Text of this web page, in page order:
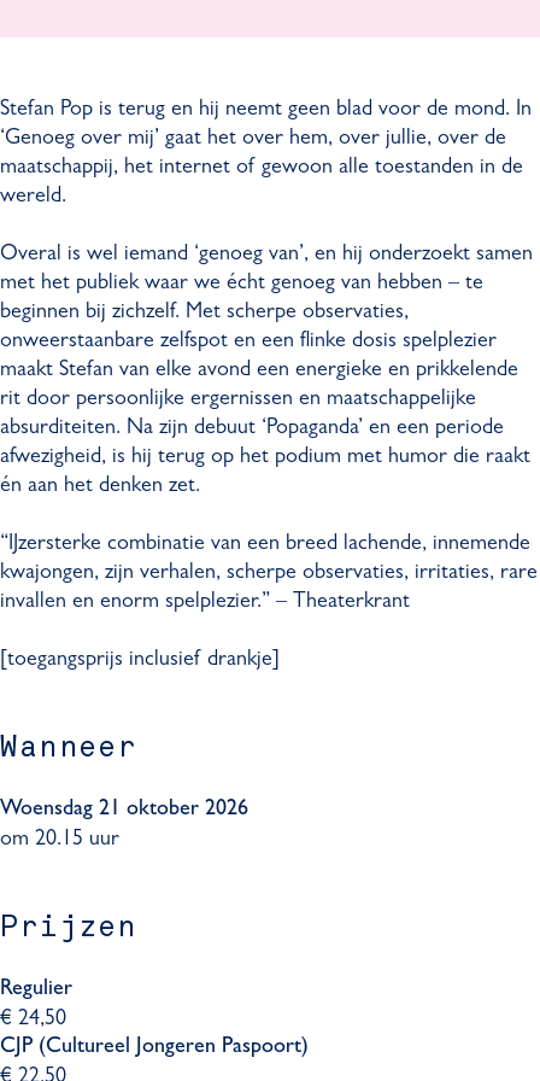
-
G
e
e
g
o
v
e
r
m
i
j
o
p
-
n
o
e
g
o
v
e
r
m
j
G
e
n
g
o
v
e
r
m
i
j
P
o
p
e
n
o
e
g
o
v
e
r
i
j
Stefan Pop is terug en hij neemt geen blad voor de mond. In
‘Genoeg over mij’ gaat het over hem, over jullie, over de
maatschappij, het internet of gewoon alle toestanden in de
wereld.
Overal is wel iemand ‘genoeg van’, en hij onderzoekt samen
met het publiek waar we écht genoeg van hebben – te
beginnen bij zichzelf. Met scherpe observaties,
onweerstaanbare zelfspot en een flinke dosis spelplezier
maakt Stefan van elke avond een energieke en prikkelende
rit door persoonlijke ergernissen en maatschappelijke
absurditeiten. Na zijn debuut ‘Popaganda’ en een periode
afwezigheid, is hij terug op het podium met humor die raakt
én aan het denken zet.
“IJzersterke combinatie van een breed lachende, innemende
kwajongen, zijn verhalen, scherpe observaties, irritaties, rare
invallen en enorm spelplezier.” – Theaterkrant
[toegangsprijs inclusief drankje]
Wanneer
Woensdag 21 oktober 2026
om 20.15 uur
Prijzen
Regulier
€ 24,50
CJP (Cultureel Jongeren Paspoort)